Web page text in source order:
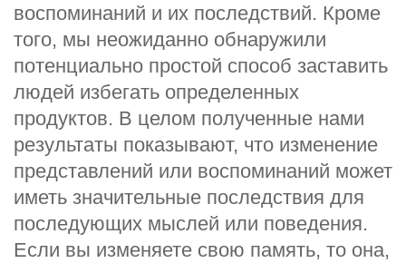
воспоминаний и их последствий. Кроме
того, мы неожиданно обнаружили
потенциально простой способ заставить
людей избегать определенных
продуктов. В целом полученные нами
результаты показывают, что изменение
представлений или воспоминаний может
иметь значительные последствия для
последующих мыслей или поведения.
Если вы изменяете свою память, то она,